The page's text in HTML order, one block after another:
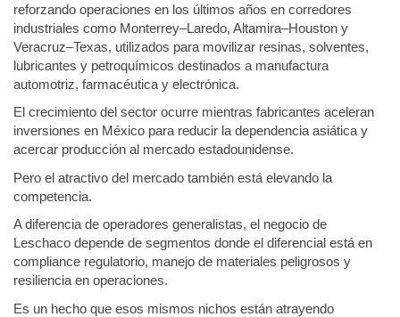
reforzando operaciones en los últimos años en corredores
industriales como Monterrey–Laredo, Altamira–Houston y
Veracruz–Texas, utilizados para movilizar resinas, solventes,
lubricantes y petroquímicos destinados a manufactura
automotriz, farmacéutica y electrónica.
El crecimiento del sector ocurre mientras fabricantes aceleran
inversiones en México para reducir la dependencia asiática y
acercar producción al mercado estadounidense.
Pero el atractivo del mercado también está elevando la
competencia.
A diferencia de operadores generalistas, el negocio de
Leschaco depende de segmentos donde el diferencial está en
compliance regulatorio, manejo de materiales peligrosos y
resiliencia en operaciones.
Es un hecho que esos mismos nichos están atrayendo